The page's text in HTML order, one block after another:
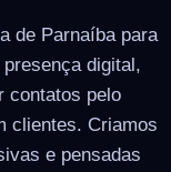
de Parnaíba para
digital,
contatos pelo
clientes. Criamos
e pensadas